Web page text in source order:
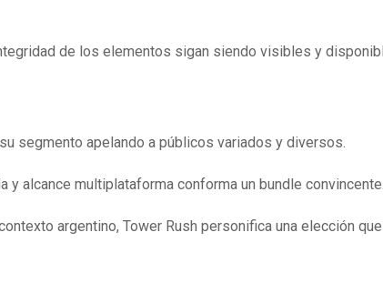
de los elementos sigan siendo visibles y
segmento apelando a públicos variados y diversos.
alcance multiplataforma conforma un bundle convincente.
argentino, Tower Rush personifica una elección